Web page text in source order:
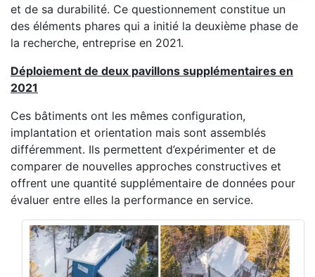
et de sa durabilité. Ce questionnement constitue un
des éléments phares qui a initié la deuxième phase de
la recherche, entreprise en 2021.
Déploiement de deux pavillons supplémentaires en
2021
Ces bâtiments ont les mêmes configuration,
implantation et orientation mais sont assemblés
différemment. Ils permettent d’expérimenter et de
comparer de nouvelles approches constructives et
offrent une quantité supplémentaire de données pour
évaluer entre elles la performance en service.